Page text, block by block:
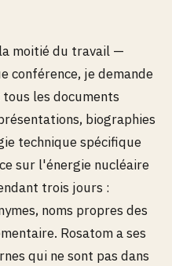
moitié du travail —
conférence, je demande
les documents
biographies
technique spécifique
sur l'énergie nucléaire
trois jours :
noms propres des
Rosatom a ses
qui ne sont pas dans